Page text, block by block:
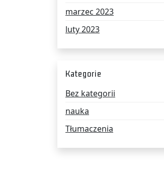
marzec 2023
luty 2023
Kategorie
Bez kategorii
nauka
Tłumaczenia